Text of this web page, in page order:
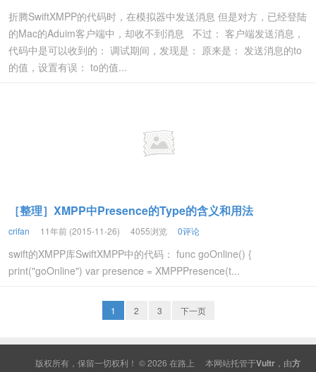
折腾SwiftXMPP的代码时，在模拟器中发送消息 但是对方，已经登陆
的Mac的Aduim客户端中，却收不到消息 不过： 客户端发送消息，
代码中是可以收到的： 调试期间，发现是： 原来是： 发送消息的to
的值，设置有误： to的值...
［整理］XMPP中Presence的Type的含义和用法
crifan 11年前 (2015-11-26) 4055浏览 0评论
swift的XMPP库SwiftXMPP中的代码： func goOnline() {
print("goOnline") var presence = XMPPPresence(t...
1 2 3 下一页
版权所有，保留一切权利！ © 2026 在路上 本网站托管于Vultr ，由方